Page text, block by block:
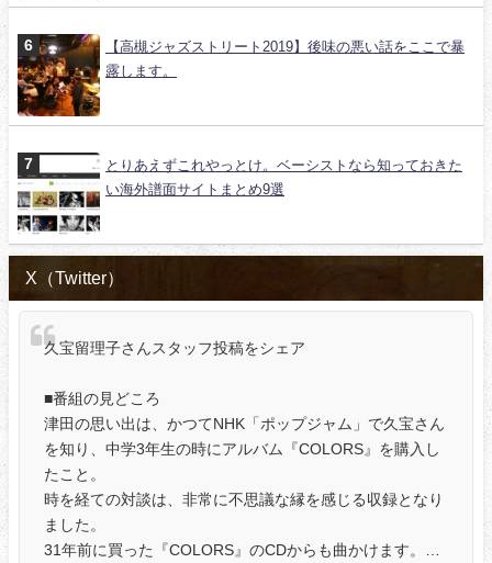
【高槻ジャズストリート2019】後味の悪い話をここで暴
露します。
とりあえずこれやっとけ。ベーシストなら知っておきた
い海外譜面サイトまとめ9選
X（Twitter）
久宝留理子さんスタッフ投稿をシェア
■番組の見どころ
津田の思い出は、かつてNHK「ポップジャム」で久宝さん
を知り、中学3年生の時にアルバム『COLORS』を購入し
たこと。
時を経ての対談は、非常に不思議な縁を感じる収録となり
ました。
31年前に買った『COLORS』のCDからも曲かけます。…